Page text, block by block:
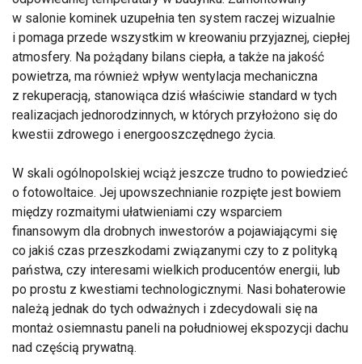
w salonie kominek uzupełnia ten system raczej wizualnie
i pomaga przede wszystkim w kreowaniu przyjaznej, ciepłej
atmosfery. Na pożądany bilans ciepła, a także na jakość
powietrza, ma również wpływ wentylacja mechaniczna
z rekuperacją, stanowiąca dziś właściwie standard w tych
realizacjach jednorodzinnych, w których przyłożono się do
kwestii zdrowego i energooszczędnego życia.
W skali ogólnopolskiej wciąż jeszcze trudno to powiedzieć
o fotowoltaice. Jej upowszechnianie rozpięte jest bowiem
między rozmaitymi ułatwieniami czy wsparciem
finansowym dla drobnych inwestorów a pojawiającymi się
co jakiś czas przeszkodami związanymi czy to z polityką
państwa, czy interesami wielkich producentów energii, lub
po prostu z kwestiami technologicznymi. Nasi bohaterowie
należą jednak do tych odważnych i zdecydowali się na
montaż osiemnastu paneli na południowej ekspozycji dachu
nad częścią prywatną.